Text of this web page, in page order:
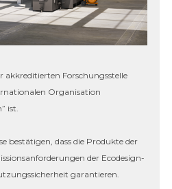
akkreditierten Forschungsstelle
Organisation
ist.
bestätigen, dass die Produkte der
der Ecodesign-
garantieren.